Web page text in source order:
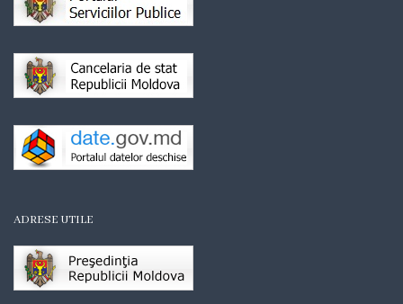
Organigrama
Mediator
comunitar
Control
intern
Consiliul
local
ADRESE UTILE